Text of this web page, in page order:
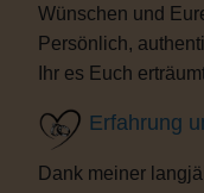
Wünschen und
Persönlich,
Ihr es Euch
Erfahrung
Dank meiner